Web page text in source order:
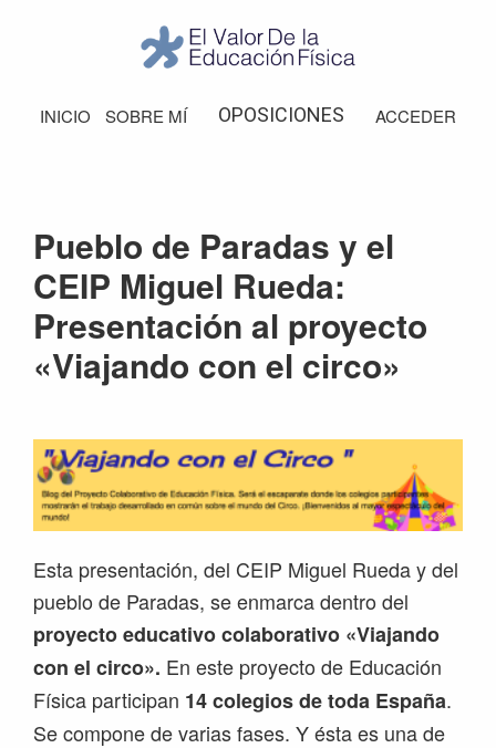
navegación
principal
Valor
de
INICIO SOBRE MÍ OPOSICIONES ACCEDER
Pueblo de Paradas y el
CEIP Miguel Rueda:
Presentación al proyecto
«Viajando con el circo»
Esta presentación, del CEIP Miguel Rueda y del
pueblo de Paradas, se enmarca dentro del
proyecto educativo colaborativo «Viajando
con el circo». En este proyecto de Educación
Física participan 14 colegios de toda España.
Se compone de varias fases. Y ésta es una de